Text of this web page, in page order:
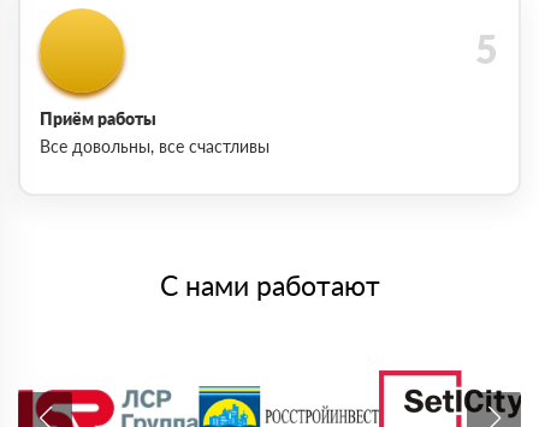
Приём работы
Все довольны, все счастливы
С нами работают